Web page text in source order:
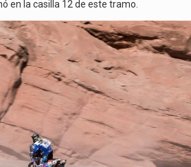
en la casilla 12 de este tramo.